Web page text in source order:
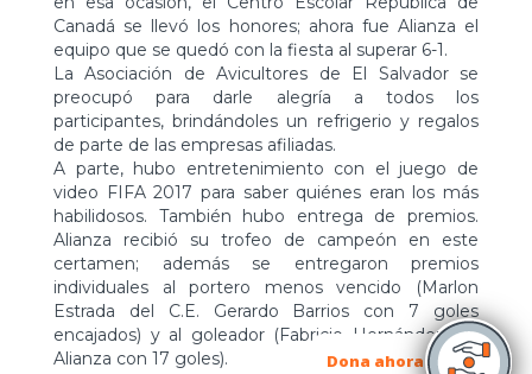
Dona ahora
Canadá se llevó los honores; ahora fue Alianza el
equipo que se quedó con la fiesta al superar 6-1.
La Asociación de Avicultores de El Salvador se
preocupó para darle alegría a todos los
participantes, brindándoles un refrigerio y regalos
de parte de las empresas afiliadas.
A parte, hubo entretenimiento con el juego de
video FIFA 2017 para saber quiénes eran los más
habilidosos. También hubo entrega de premios.
Alianza recibió su trofeo de campeón en este
certamen; además se entregaron premios
individuales al portero menos vencido (Marlon
Estrada del C.E. Gerardo Barrios con 7 goles
encajados) y al goleador (Fabricio Hernández, de
Alianza con 17 goles).